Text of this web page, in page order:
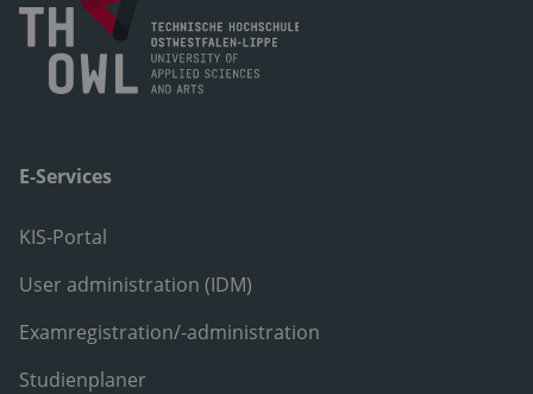
E-Services
KIS-Portal
User administration (IDM)
Examregistration/-administration
Studienplaner